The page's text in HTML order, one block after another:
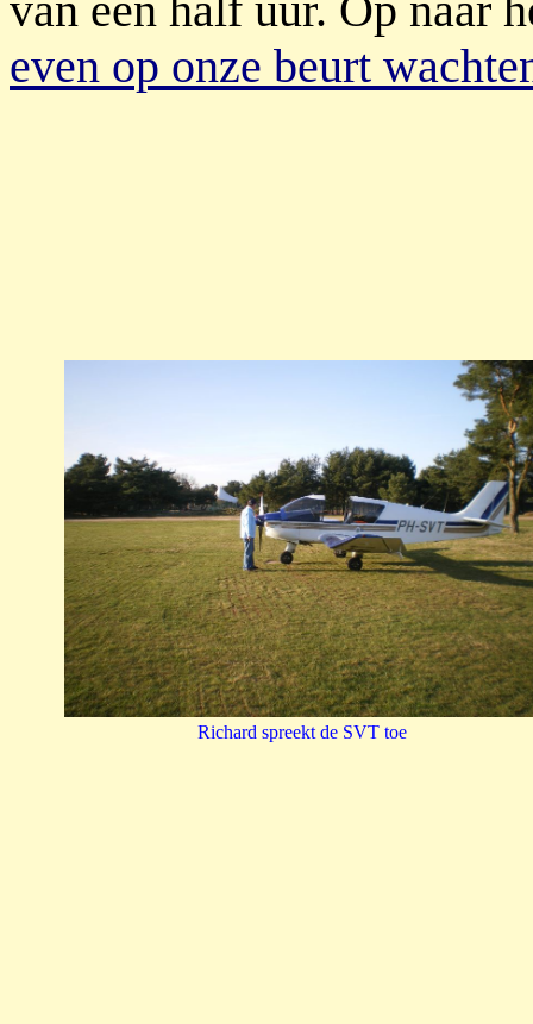
even op onze beurt
Richard spreekt de SVT toe